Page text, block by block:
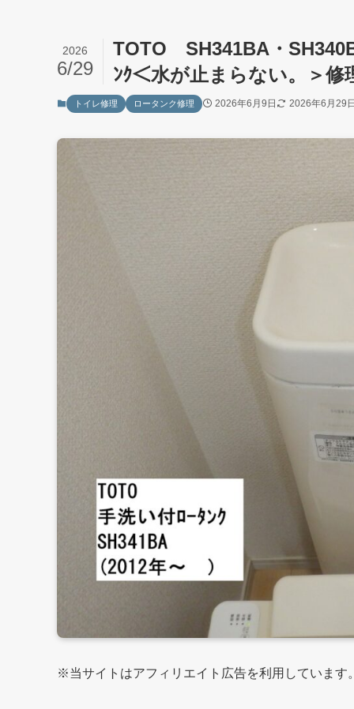
TOTO SH341BA・
ﾝｸ＜水が止まらない。＞
2026
6/29
トイレ修理 ロータンク修理 2026年6月9日 2026年6月29
※当サイトはアフィリエイト広告を利用しています